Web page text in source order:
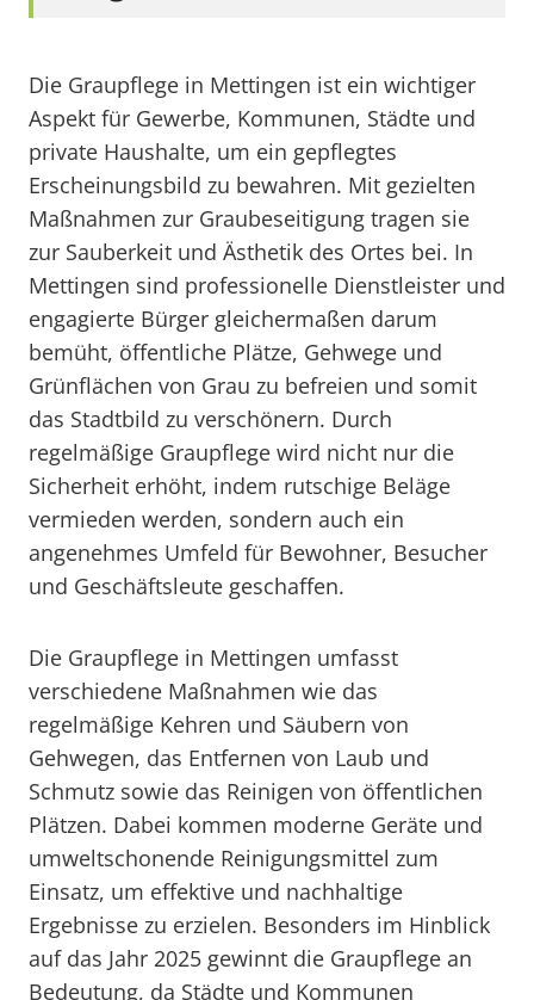
Die Graupflege in Mettingen ist ein wichtiger
Aspekt für Gewerbe, Kommunen, Städte und
private Haushalte, um ein gepflegtes
Erscheinungsbild zu bewahren. Mit gezielten
Maßnahmen zur Graubeseitigung tragen sie
zur Sauberkeit und Ästhetik des Ortes bei. In
Mettingen sind professionelle Dienstleister und
engagierte Bürger gleichermaßen darum
bemüht, öffentliche Plätze, Gehwege und
Grünflächen von Grau zu befreien und somit
das Stadtbild zu verschönern. Durch
regelmäßige Graupflege wird nicht nur die
Sicherheit erhöht, indem rutschige Beläge
vermieden werden, sondern auch ein
angenehmes Umfeld für Bewohner, Besucher
und Geschäftsleute geschaffen.
Die Graupflege in Mettingen umfasst
verschiedene Maßnahmen wie das
regelmäßige Kehren und Säubern von
Gehwegen, das Entfernen von Laub und
Schmutz sowie das Reinigen von öffentlichen
Plätzen. Dabei kommen moderne Geräte und
umweltschonende Reinigungsmittel zum
Einsatz, um effektive und nachhaltige
Ergebnisse zu erzielen. Besonders im Hinblick
auf das Jahr 2025 gewinnt die Graupflege an
Bedeutung, da Städte und Kommunen